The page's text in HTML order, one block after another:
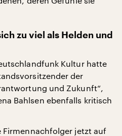
zu viel als Helden und
Kultur hatte
der
und Zukunft“,
Bahlsen ebenfalls kritisch
Firmennachfolger jetzt auf